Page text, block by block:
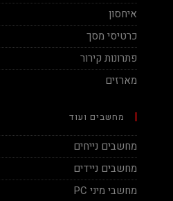
איחסון
כרטיסי מסך
פתרונות קירור
מארזים
מחשבים ועוד
מחשבים נייחים
מחשבים ניידים
מחשבי מיני PC